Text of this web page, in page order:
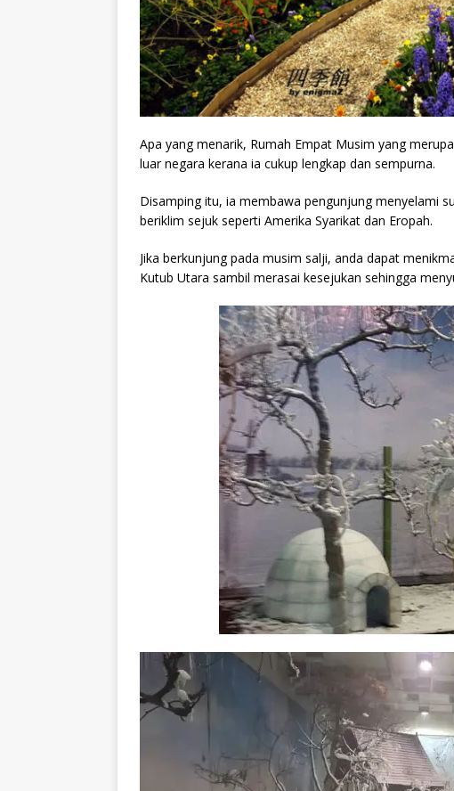
Apa yang menarik, Rumah Empat Musim yang
luar negara kerana ia cukup lengkap dan sempurna.
Disamping itu, ia membawa pengunjung menyelami
beriklim sejuk seperti Amerika Syarikat dan Eropah.
Jika berkunjung pada musim salji, anda dapat
Kutub Utara sambil merasai kesejukan sehingga